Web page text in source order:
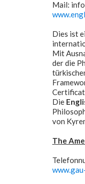
Mail:
Dies ist
Mit
der die
Die
von
The